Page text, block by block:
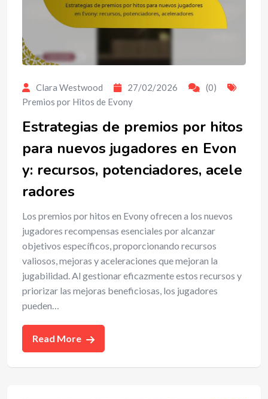
Clara Westwood 27/02/2026
(0)
Premios por Hitos de Evony
Estrategias de premios por hitos
para nuevos jugadores en Evon
y: recursos, potenciadores, acele
radores
Los premios por hitos en Evony ofrecen a los nuevos
jugadores recompensas esenciales por alcanzar
objetivos específicos, proporcionando recursos
valiosos, mejoras y aceleraciones que mejoran la
jugabilidad. Al gestionar eficazmente estos recursos y
priorizar las mejoras beneficiosas, los jugadores
pueden…
Read More